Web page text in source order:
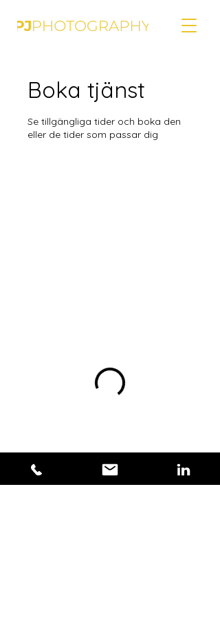
Boka tjänst
Se tillgängliga tider och boka den
eller de tider som passar dig